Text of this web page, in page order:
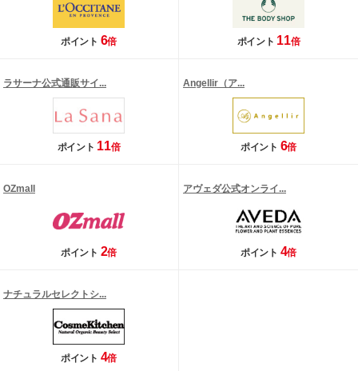
ポイント 6倍 ポイント 11倍
ラサーナ公式通販サイ...
ポイント 11倍
Angellir（ア...
ポイント 6倍
OZmall
ポイント 2倍
アヴェダ公式オンライ...
ポイント 4倍
ナチュラルセレクトシ...
ポイント 4倍